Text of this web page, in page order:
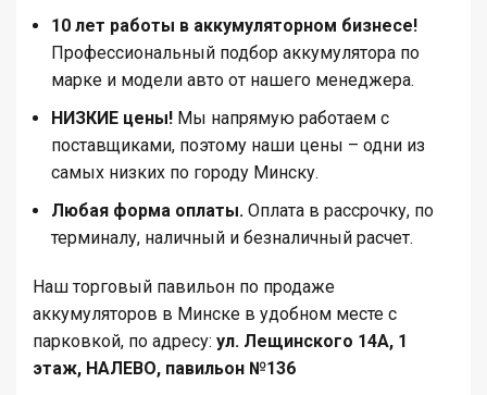
10 лет работы в аккумуляторном бизнесе!
Профессиональный подбор аккумулятора по
марке и модели авто от нашего менеджера.
НИЗКИЕ цены! Мы напрямую работаем с
поставщиками, поэтому наши цены – одни из
самых низких по городу Минску.
Любая форма оплаты. Оплата в рассрочку, по
терминалу, наличный и безналичный расчет.
Наш торговый павильон по продаже
аккумуляторов в Минске в удобном месте с
парковкой, по адресу: ул. Лещинского 14А, 1
этаж, НАЛЕВО, павильон №136